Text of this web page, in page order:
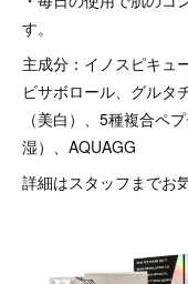
す。
主成分：イノスピキュ
ビサボロール、グルタ
（美白）、5種複合ペ
湿）、AQUAGG
詳細はスタッフまでお